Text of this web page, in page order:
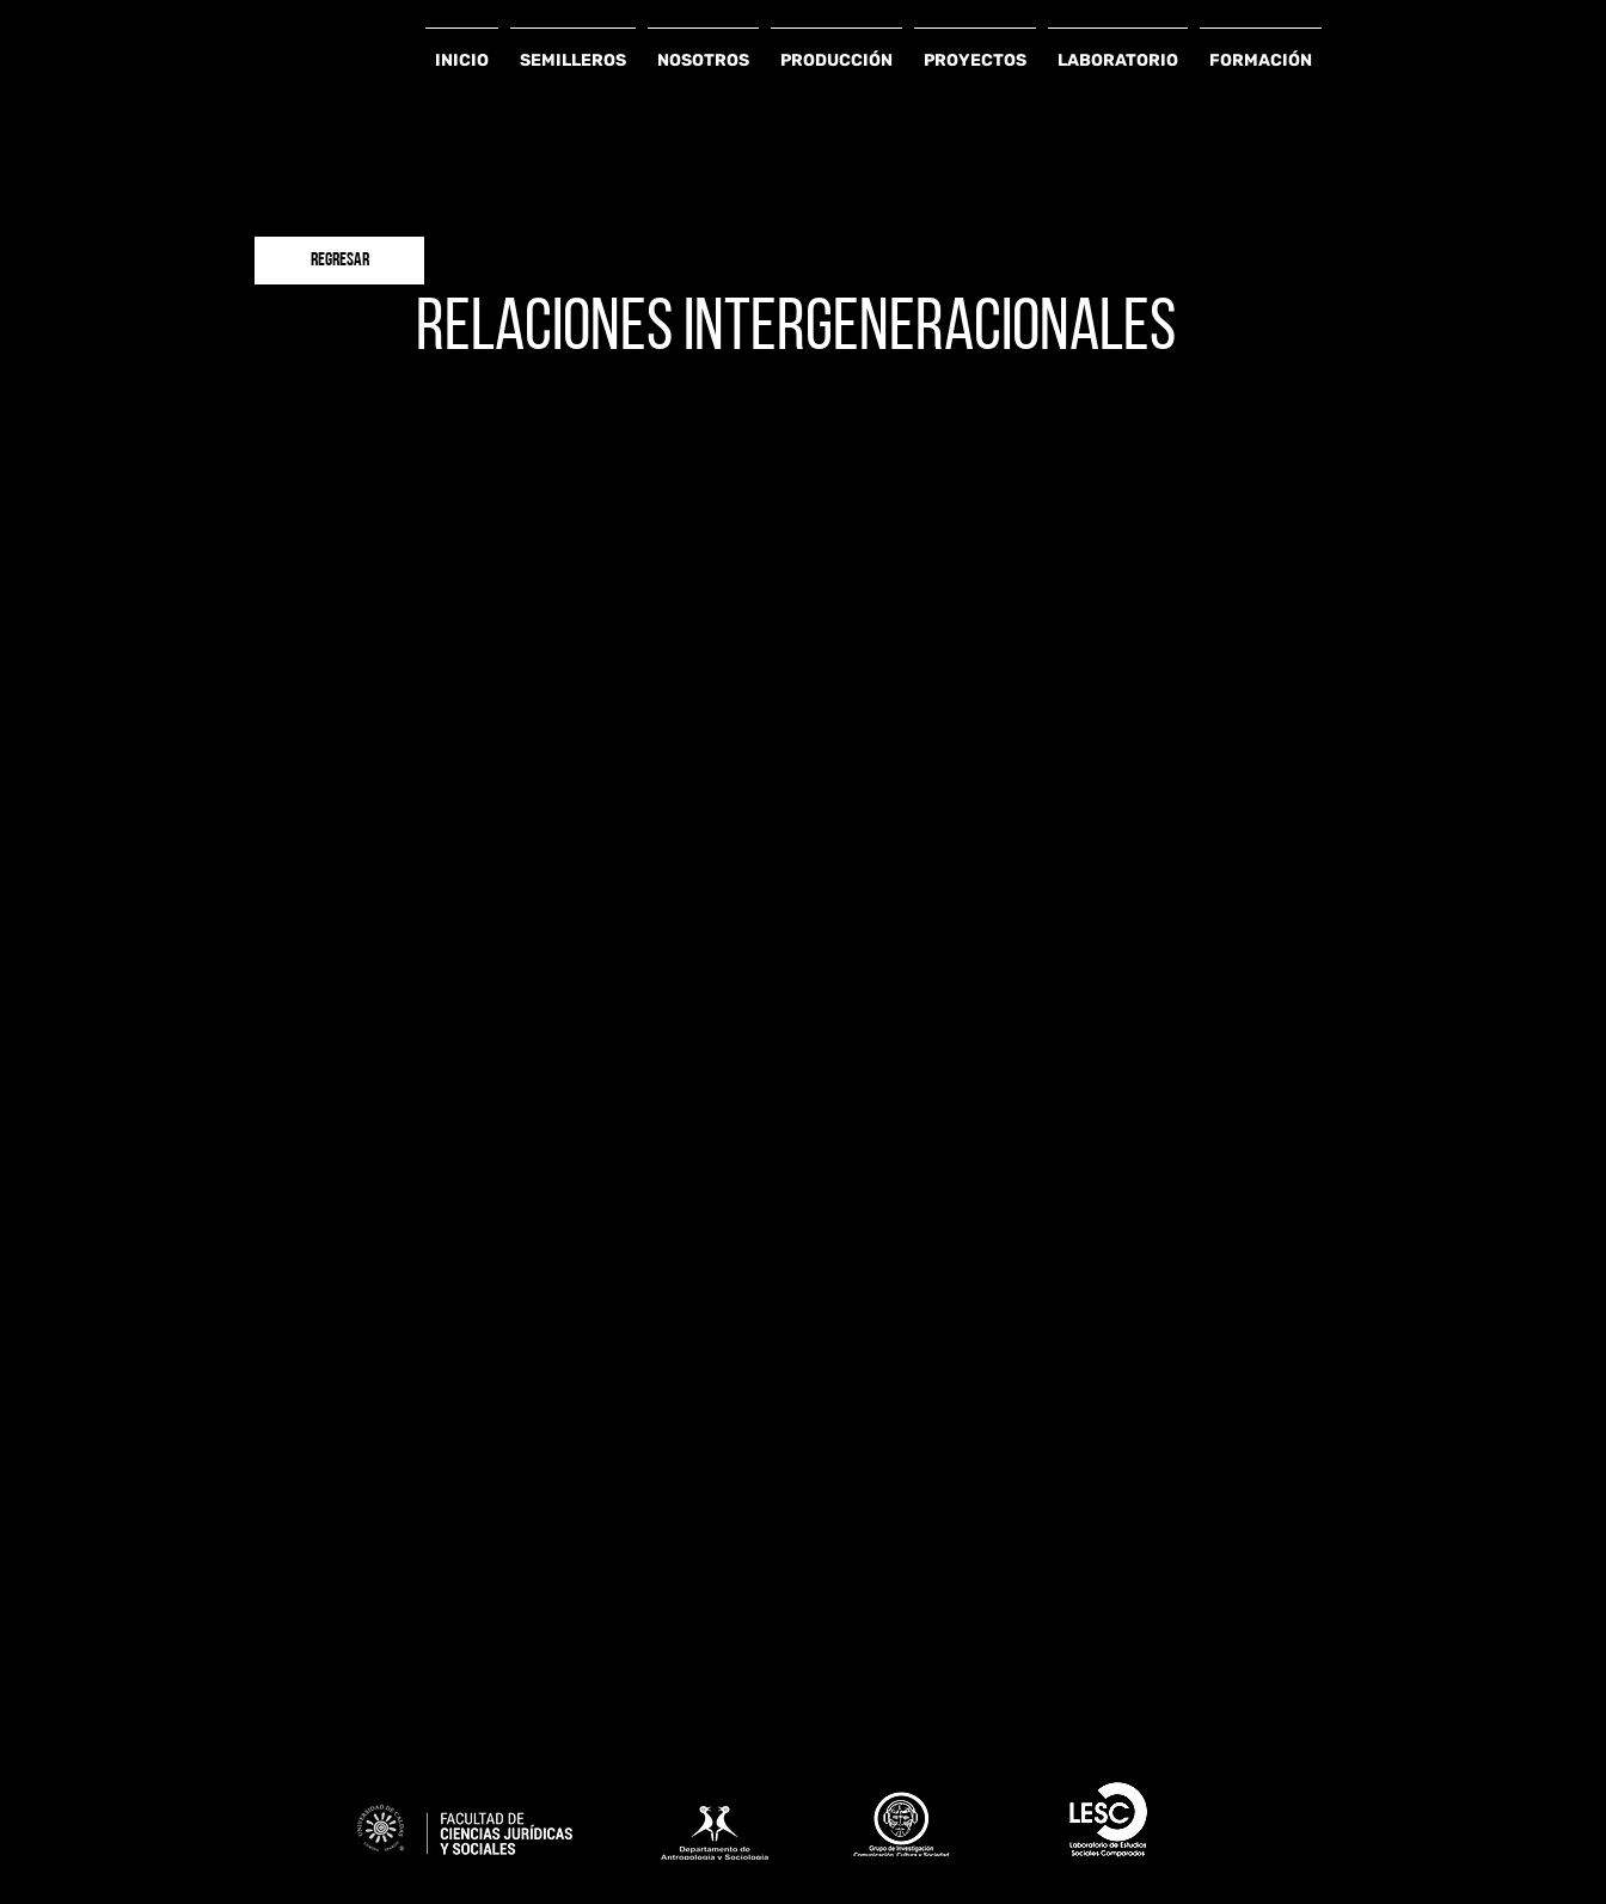
INICIO SEMILLEROS NOSOTROS PRODUCCIÓN PROYECTOS LABORATORIO FORMACIÓN
REGRESAR
RELACIONES INTERGENERACIONALES